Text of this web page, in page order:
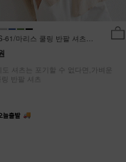
61/마리스 쿨링 반팔 셔츠
도 셔츠는 포기할 수 없다면,가벼운
반팔 셔츠